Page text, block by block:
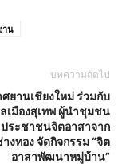
าน
บทความถัดไป
ยานเชียงใหม่ ร่วมกับ
เมืองสุเทพ ผู้นำชุมชน
ระชาชนจิตอาสาจาก
งทอง จัดกิจกรรม “จิต
อาสาพัฒนาหมู่บ้าน”